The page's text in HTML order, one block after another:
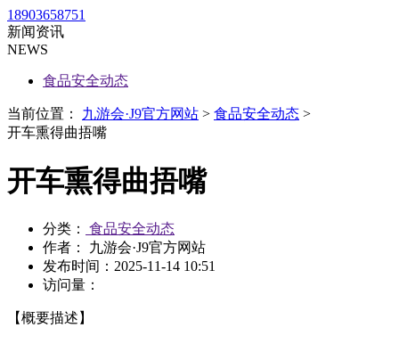
18903658751
新闻资讯
NEWS
食品安全动态
当前位置： 九游会·J9官方网站 > 食品安全动态 >
开车熏得曲捂嘴
开车熏得曲捂嘴
分类：
食品安全动态
作者： 九游会·J9官方网站
发布时间： 2025-11-14 10:51
访问量：
【概要描述】